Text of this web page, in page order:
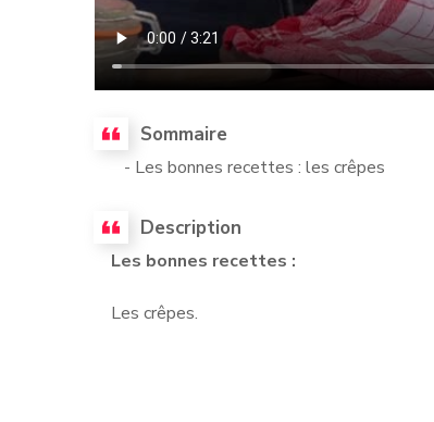
Sommaire
- Les bonnes recettes : les crêpes
Description
Les bonnes recettes :
Les crêpes.